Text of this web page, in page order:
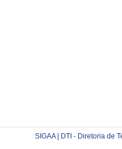
SIGAA | DTI - Diretoria de